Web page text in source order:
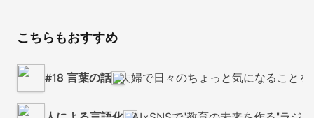
こちらもおすすめ
#18 言葉の話 夫婦で日々のちょっと気になること